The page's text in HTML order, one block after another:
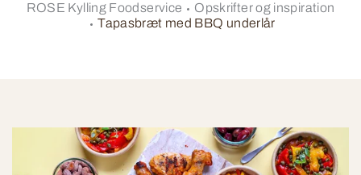
ROSE Kylling Foodservice
Opskrifter og inspiration
Tapasbræt med BBQ underlår